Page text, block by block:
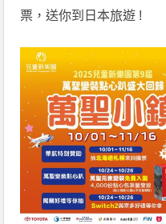
票，送你到日本旅遊 !